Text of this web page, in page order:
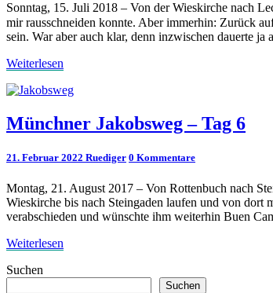
Sonntag, 15. Juli 2018 – Von der Wieskirche nach
mir rausschneiden konnte. Aber immerhin: Zurück
sein. War aber auch klar, denn inzwischen dauerte
Weiterlesen
Münchner
Jakobsweg
Tag
Münchner Jakobsweg – Tag 6
21. Februar 2022 Ruediger Kommentare
0 Kommentare
Montag, 21. August 2017 – Von Rottenbuch nach
Wieskirche bis nach Steingaden laufen und von dort
verabschieden und wünschte ihm weiterhin Buen
Weiterlesen
Suchen
Suchen